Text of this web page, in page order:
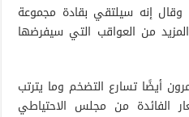
وقال إنه سيلتقي بقادة مجموعة
من العواقب التي سيفرضها
أيضًا تسارع التضخم وما يترتب
الفائدة من مجلس الاحتياطي